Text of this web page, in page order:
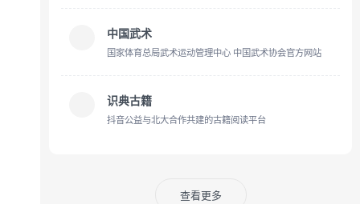
中国武术
国家体育总局武术运动管理中心 中国武术协会官方网站
识典古籍
抖音公益与北大合作共建的古籍阅读平台
查看更多